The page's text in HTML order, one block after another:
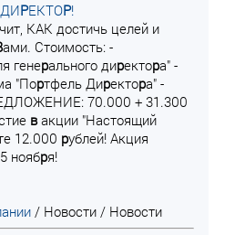
РЕКТОР!
КАК достичь целей и
ами. Стоимость: -
генерального директора" -
"Портфель Директора" -
70.000 + 31.300
вакции "Настоящий
12.000 рублей! Акция
ноября!
/ Новости / Новости